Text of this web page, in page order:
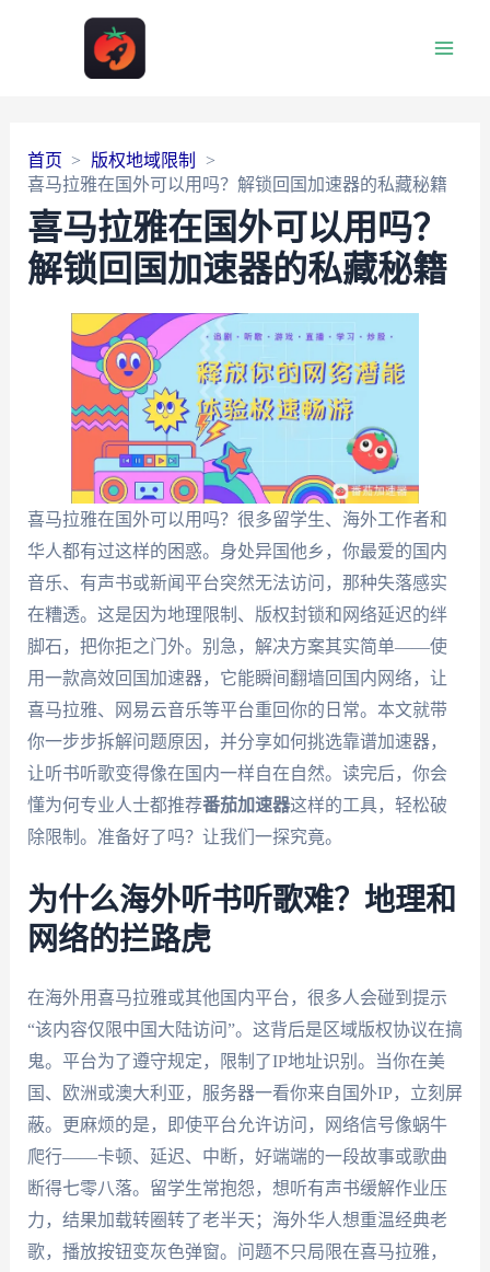
首页
版权地域限制
喜马拉雅在国外可以用吗？解锁回国加速器的私藏秘籍
喜马拉雅在国外可以用吗？
解锁回国加速器的私藏秘籍
喜马拉雅在国外可以用吗？很多留学生、海外工作者和
华人都有过这样的困惑。身处异国他乡，你最爱的国内
音乐、有声书或新闻平台突然无法访问，那种失落感实
在糟透。这是因为地理限制、版权封锁和网络延迟的绊
脚石，把你拒之门外。别急，解决方案其实简单——使
用一款高效回国加速器，它能瞬间翻墙回国内网络，让
喜马拉雅、网易云音乐等平台重回你的日常。本文就带
你一步步拆解问题原因，并分享如何挑选靠谱加速器，
让听书听歌变得像在国内一样自在自然。读完后，你会
懂为何专业人士都推荐番茄加速器这样的工具，轻松破
除限制。准备好了吗？让我们一探究竟。
为什么海外听书听歌难？地理和
网络的拦路虎
在海外用喜马拉雅或其他国内平台，很多人会碰到提示
“该内容仅限中国大陆访问”。这背后是区域版权协议在搞
鬼。平台为了遵守规定，限制了IP地址识别。当你在美
国、欧洲或澳大利亚，服务器一看你来自国外IP，立刻屏
蔽。更麻烦的是，即使平台允许访问，网络信号像蜗牛
爬行——卡顿、延迟、中断，好端端的一段故事或歌曲
断得七零八落。留学生常抱怨，想听有声书缓解作业压
力，结果加载转圈转了老半天；海外华人想重温经典老
歌，播放按钮变灰色弹窗。问题不只局限在喜马拉雅，